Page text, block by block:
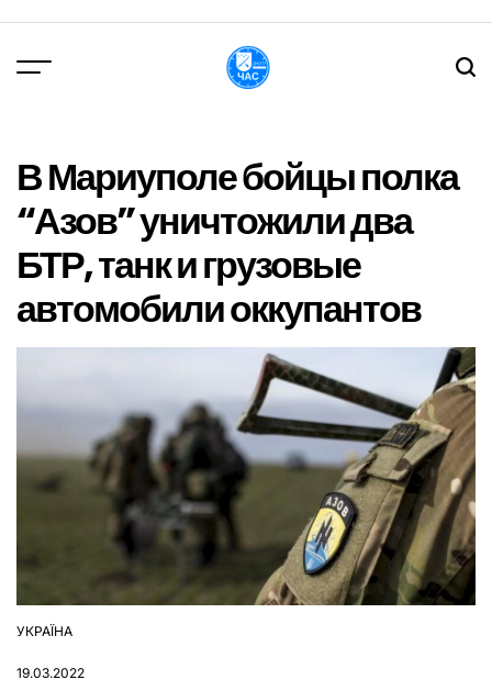
вмісту
В Мариуполе бойцы полка
“Азов” уничтожили два
БТР, танк и грузовые
автомобили оккупантов
ОПУБЛІКУВАТИ
УКРАЇНА
19.03.2022